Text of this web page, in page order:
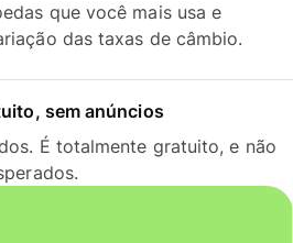
que você mais usa e
das taxas de câmbio.
sem anúncios
É totalmente gratuito, e não